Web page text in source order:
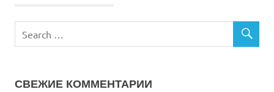
СВЕЖИЕ КОММЕНТАРИИ